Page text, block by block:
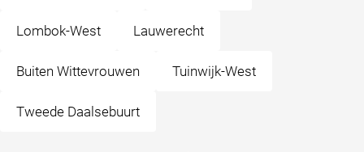
Lombok-West Lauwerecht
Buiten Wittevrouwen Tuinwijk-West
Tweede Daalsebuurt